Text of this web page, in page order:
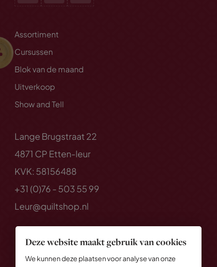
Deze website maakt gebruik van cookies
We kunnen deze plaatsen voor analyse van onze
Assortiment
Cursussen
Blok van de maand
Uitverkoop
Show and Tell
Lange Brugstraat 22
4871 CP Etten-leur
KVK: 58156488
+31 (0)76 - 503 55 99
Leur@quiltshop.nl